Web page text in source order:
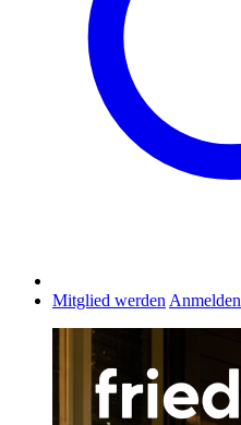
Mitglied werden Anmelden